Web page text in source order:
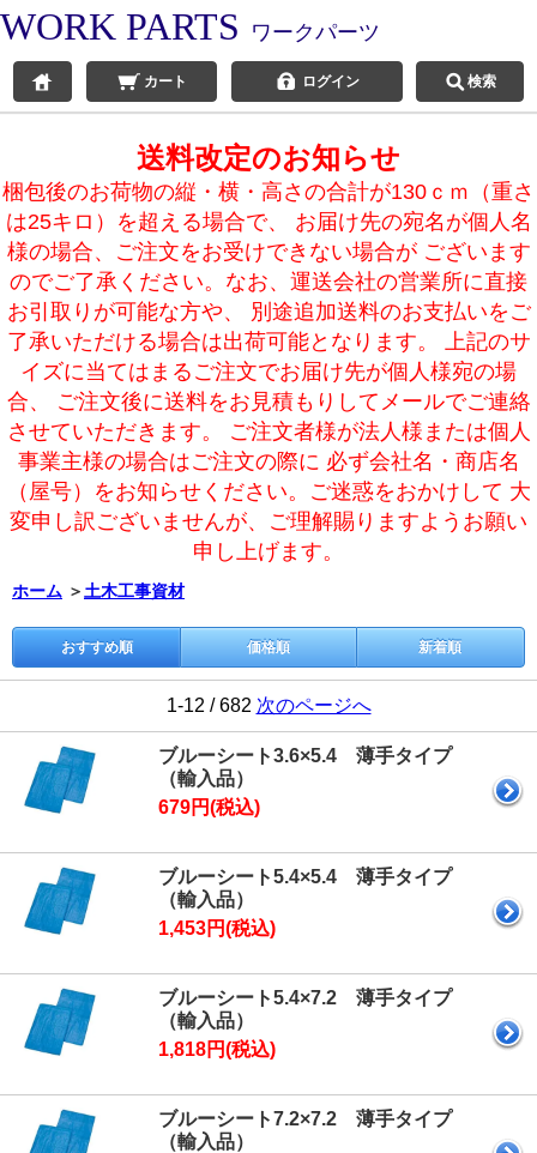
WORK PARTS ワークパーツ
カート ログイン 検索
送料改定のお知らせ
梱包後のお荷物の縦・横・高さの合計が130ｃｍ（重さ
は25キロ）を超える場合で、 お届け先の宛名が個人名
様の場合、ご注文をお受けできない場合が ございます
のでご了承ください。なお、運送会社の営業所に直接
お引取りが可能な方や、 別途追加送料のお支払いをご
了承いただける場合は出荷可能となります。 上記のサ
イズに当てはまるご注文でお届け先が個人様宛の場
合、 ご注文後に送料をお見積もりしてメールでご連絡
させていただきます。 ご注文者様が法人様または個人
事業主様の場合はご注文の際に 必ず会社名・商店名
（屋号）をお知らせください。ご迷惑をおかけして 大
変申し訳ございませんが、ご理解賜りますようお願い
申し上げます。
ホーム ＞ 土木工事資材
おすすめ順 価格順 新着順
1-12 / 682 次のページへ
ブルーシート3.6×5.4 薄手タイプ
（輸入品）
679円(税込)
ブルーシート5.4×5.4 薄手タイプ
（輸入品）
1,453円(税込)
ブルーシート5.4×7.2 薄手タイプ
（輸入品）
1,818円(税込)
ブルーシート7.2×7.2 薄手タイプ
（輸入品）